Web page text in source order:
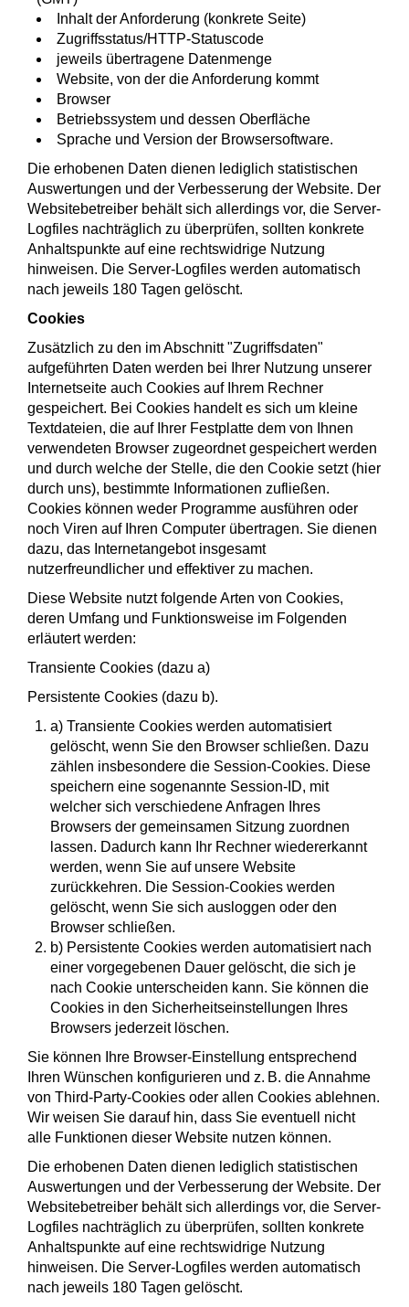
Inhalt der Anforderung (konkrete Seite)
Zugriffsstatus/HTTP-Statuscode
jeweils übertragene Datenmenge
Website, von der die Anforderung kommt
Browser
Betriebssystem und dessen Oberfläche
Sprache und Version der Browsersoftware.
Die erhobenen Daten dienen lediglich statistischen
Auswertungen und der Verbesserung der Website. Der
Websitebetreiber behält sich allerdings vor, die Server-
Logfiles nachträglich zu überprüfen, sollten konkrete
Anhaltspunkte auf eine rechtswidrige Nutzung
hinweisen. Die Server-Logfiles werden automatisch
nach jeweils 180 Tagen gelöscht.
Cookies
Zusätzlich zu den im Abschnitt "Zugriffsdaten"
aufgeführten Daten werden bei Ihrer Nutzung unserer
Internetseite auch Cookies auf Ihrem Rechner
gespeichert. Bei Cookies handelt es sich um kleine
Textdateien, die auf Ihrer Festplatte dem von Ihnen
verwendeten Browser zugeordnet gespeichert werden
und durch welche der Stelle, die den Cookie setzt (hier
durch uns), bestimmte Informationen zufließen.
Cookies können weder Programme ausführen oder
noch Viren auf Ihren Computer übertragen. Sie dienen
dazu, das Internetangebot insgesamt
nutzerfreundlicher und effektiver zu machen.
Diese Website nutzt folgende Arten von Cookies,
deren Umfang und Funktionsweise im Folgenden
erläutert werden:
Transiente Cookies (dazu a)
Persistente Cookies (dazu b).
a) Transiente Cookies werden automatisiert
gelöscht, wenn Sie den Browser schließen. Dazu
zählen insbesondere die Session-Cookies. Diese
speichern eine sogenannte Session-ID, mit
welcher sich verschiedene Anfragen Ihres
Browsers der gemeinsamen Sitzung zuordnen
lassen. Dadurch kann Ihr Rechner wiedererkannt
werden, wenn Sie auf unsere Website
zurückkehren. Die Session-Cookies werden
gelöscht, wenn Sie sich ausloggen oder den
Browser schließen.
b) Persistente Cookies werden automatisiert nach
einer vorgegebenen Dauer gelöscht, die sich je
nach Cookie unterscheiden kann. Sie können die
Cookies in den Sicherheitseinstellungen Ihres
Browsers jederzeit löschen.
Sie können Ihre Browser-Einstellung entsprechend
Ihren Wünschen konfigurieren und z. B. die Annahme
von Third-Party-Cookies oder allen Cookies ablehnen.
Wir weisen Sie darauf hin, dass Sie eventuell nicht
alle Funktionen dieser Website nutzen können.
Die erhobenen Daten dienen lediglich statistischen
Auswertungen und der Verbesserung der Website. Der
Websitebetreiber behält sich allerdings vor, die Server-
Logfiles nachträglich zu überprüfen, sollten konkrete
Anhaltspunkte auf eine rechtswidrige Nutzung
hinweisen. Die Server-Logfiles werden automatisch
nach jeweils 180 Tagen gelöscht.